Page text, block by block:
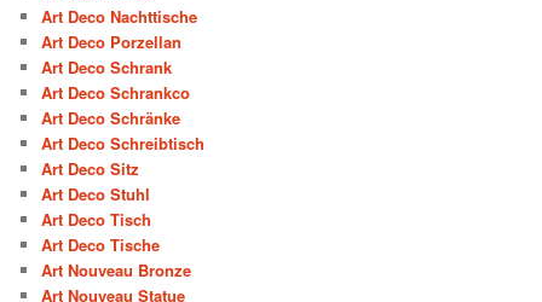
Art Deco Nachttische
Art Deco Porzellan
Art Deco Schrank
Art Deco Schrankco
Art Deco Schränke
Art Deco Schreibtisch
Art Deco Sitz
Art Deco Stuhl
Art Deco Tisch
Art Deco Tische
Art Nouveau Bronze
Art Nouveau Statue